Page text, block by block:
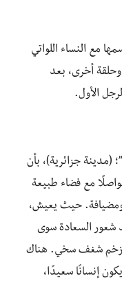
مع النساء اللواتي
أخرى، بعد
الأول.
(مدينة جزائرية)، بأن
مع فضاء طبيعة
ومضيافة. حيث يعيش،
شعور السعادة سوى
زخم شغف سخي. هناك
إنسانًا سعيدًا،